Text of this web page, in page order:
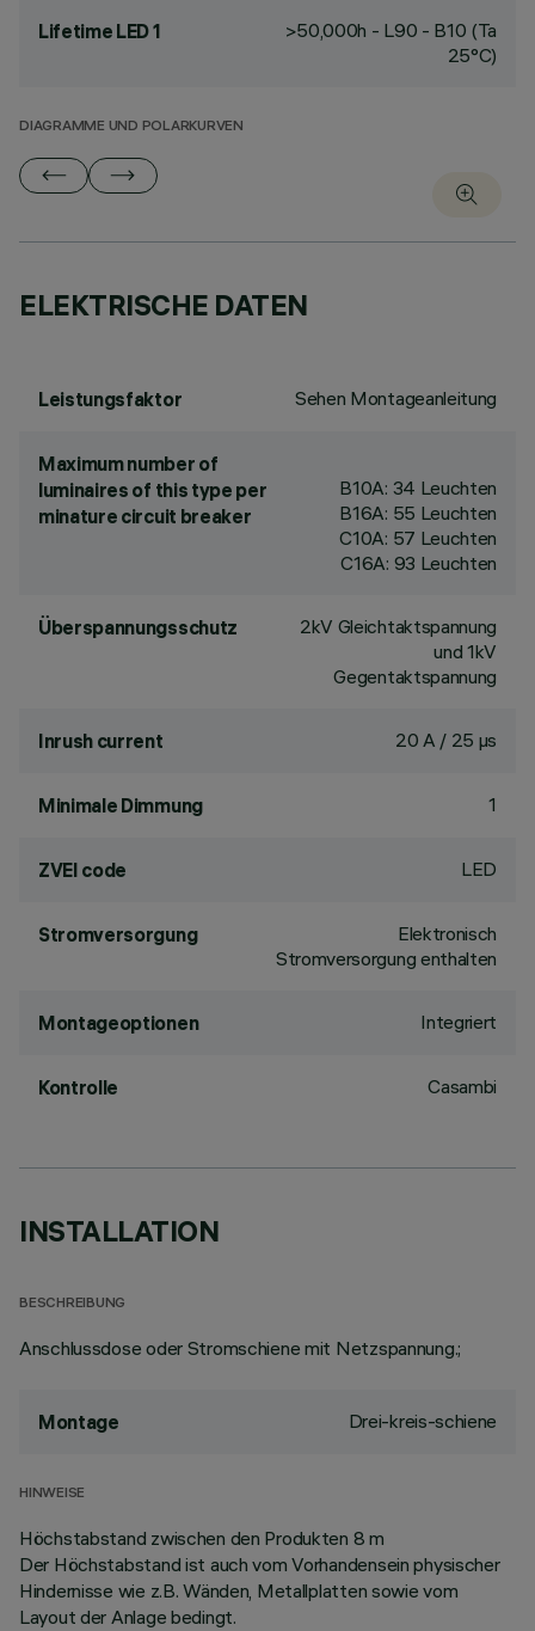
Lifetime LED 1
>50,000h - L90 - B10 (Ta
25°C)
DIAGRAMME UND POLARKURVEN
ELEKTRISCHE DATEN
Leistungsfaktor Sehen Montageanleitung
Maximum number of
luminaires of this type per
minature circuit breaker
B10A: 34 Leuchten
B16A: 55 Leuchten
C10A: 57 Leuchten
C16A: 93 Leuchten
Überspannungsschutz
2kV Gleichtaktspannung
und 1kV
Gegentaktspannung
Inrush current 20 A / 25 µs
Minimale Dimmung 1
ZVEI code LED
Stromversorgung
Elektronisch
Stromversorgung enthalten
Montageoptionen Integriert
Kontrolle Casambi
INSTALLATION
BESCHREIBUNG
Anschlussdose oder Stromschiene mit Netzspannung.;
Montage Drei-kreis-schiene
HINWEISE
Höchstabstand zwischen den Produkten 8 m
Der Höchstabstand ist auch vom Vorhandensein physischer
Hindernisse wie z.B. Wänden, Metallplatten sowie vom
Layout der Anlage bedingt.